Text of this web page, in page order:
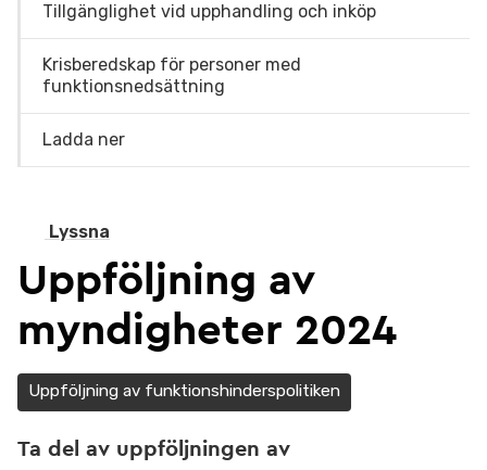
Lyssna
Uppföljning av
myndigheter 2024
Uppföljning av funktionshinderspolitiken
Ta del av uppföljningen av
Tillgänglighet vid upphandling och inköp
Krisberedskap för personer med
funktionsnedsättning
Ladda ner